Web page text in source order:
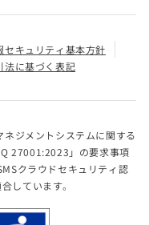
セキュリティ基本方針
法に基づく表記
ジメントシステムに関する
27001:2023」の要求事項
クラウドセキュリティ認
しています。